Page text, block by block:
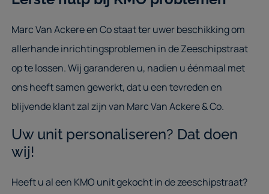
Marc Van Ackere en Co staat ter uwer beschikking om
allerhande inrichtingsproblemen in de Zeeschipstraat
op te lossen. Wij garanderen u, nadien u éénmaal met
ons heeft samen gewerkt, dat u een tevreden en
blijvende klant zal zijn van Marc Van Ackere & Co.
Uw unit personaliseren? Dat doen
wij!
Heeft u al een KMO unit gekocht in de zeeschipstraat?